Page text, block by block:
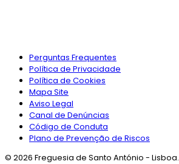
Perguntas Frequentes
Política de Privacidade
Política de Cookies
Mapa Site
Aviso Legal
Canal de Denúncias
Código de Conduta
Plano de Prevenção de Riscos
© 2026 Freguesia de Santo António - Lisboa.